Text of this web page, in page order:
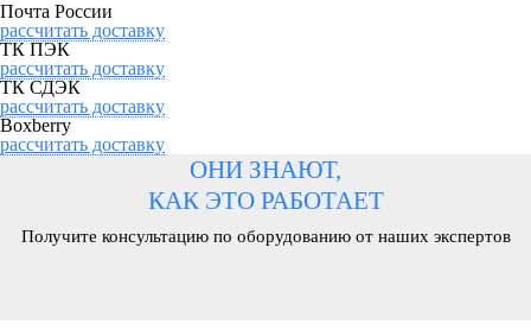
Почта России
рассчитать доставку
ТК ПЭК
рассчитать доставку
ТК СДЭК
рассчитать доставку
Boxberry
рассчитать доставку
ОНИ ЗНАЮТ,
КАК ЭТО РАБОТАЕТ
Получите консультацию по оборудованию от наших экспертов